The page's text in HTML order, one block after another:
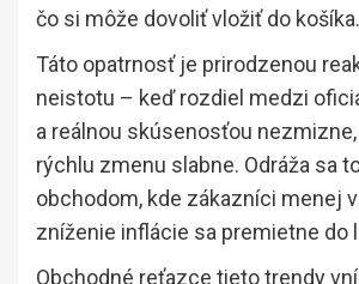
čo si môže dovoliť vložiť do košíka.
Táto opatrnosť je prirodzenou
neistotu – keď rozdiel medzi
a reálnou skúsenosťou
rýchlu zmenu slabne. Odráža sa
obchodom, kde zákazníci menej
zníženie inflácie sa premietne do
Obchodné reťazce tieto trendy